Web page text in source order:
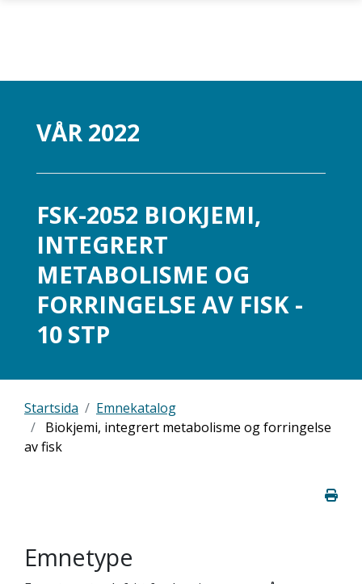
VÅR 2022
FSK-2052 BIOKJEMI,
INTEGRERT
METABOLISME OG
FORRINGELSE AV FISK -
10 STP
Startsida
Emnekatalog
Biokjemi, integrert metabolisme og forringelse
av fisk
Emnetype